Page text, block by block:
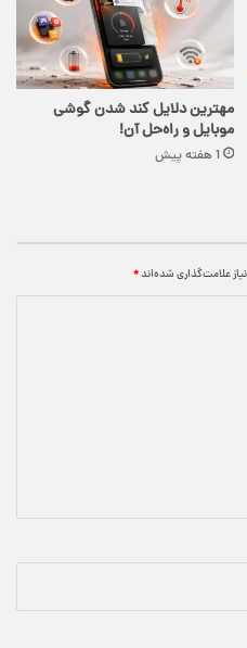
مهترین دلایل کند شدن گوشی
موبایل و راه‌حل آن!
1 هفته پیش
علامت‌گذاری شده‌اند*